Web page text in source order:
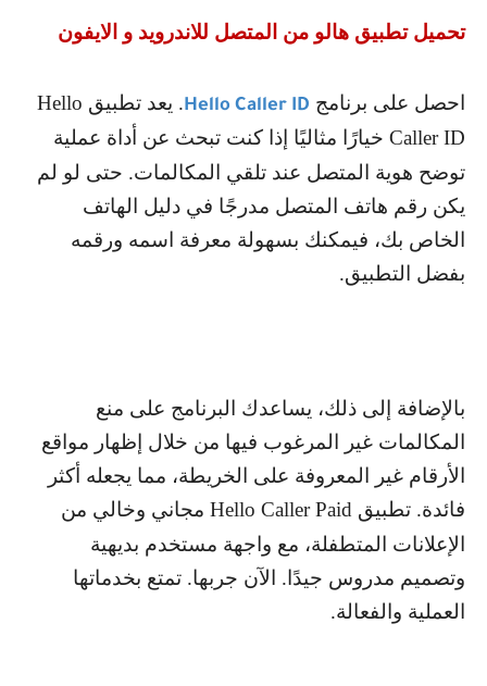
تحميل تطبيق هالو من المتصل للاندرويد و الايفون
احصل على برنامج Hello Caller ID. يعد تطبيق Hello
Caller ID خيارًا مثاليًا إذا كنت تبحث عن أداة عملية
توضح هوية المتصل عند تلقي المكالمات. حتى لو لم
يكن رقم هاتف المتصل مدرجًا في دليل الهاتف
الخاص بك، فيمكنك بسهولة معرفة اسمه ورقمه
بفضل التطبيق.
بالإضافة إلى ذلك، يساعدك البرنامج على منع
المكالمات غير المرغوب فيها من خلال إظهار مواقع
الأرقام غير المعروفة على الخريطة، مما يجعله أكثر
فائدة. تطبيق Hello Caller Paid مجاني وخالي من
الإعلانات المتطفلة، مع واجهة مستخدم بديهية
وتصميم مدروس جيدًا. الآن جربها. تمتع بخدماتها
العملية والفعالة.